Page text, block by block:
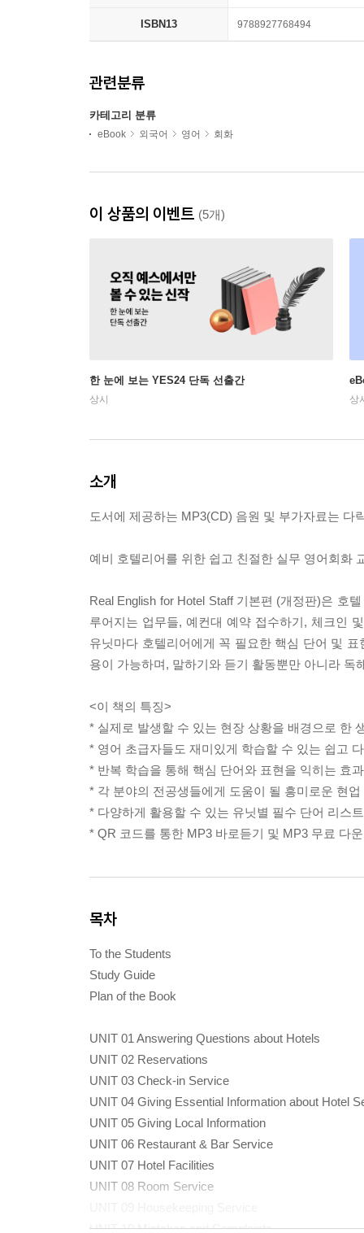
ISBN13 9788927768494
관련분류
카테고리 분류
eBook 외국어 영어 회화
이 상품의 이벤트 (5개)
한 눈에 보는 YES24 단독 선출간
상시 상
소개
도서에 제공하는 MP3(CD) 음원 및 부가자료는
예비 호텔리어를 위한 쉽고 친절한 실무 영어회화
Real English for Hotel Staff 기본편 (개정판)은 호
루어지는 업무들, 예컨대 예약 접수하기, 체크인
유닛마다 호텔리어에게 꼭 필요한 핵심 단어 및
용이 가능하며, 말하기와 듣기 활동뿐만 아니라
<이 책의 특징>
* 실제로 발생할 수 있는 현장 상황을 배경으로 한
* 영어 초급자들도 재미있게 학습할 수 있는 쉽고
* 반복 학습을 통해 핵심 단어와 표현을 익히는 효
* 각 분야의 전공생들에게 도움이 될 흥미로운 현
* 다양하게 활용할 수 있는 유닛별 필수 단어 리스트
* QR 코드를 통한 MP3 바로듣기 및 MP3 무료 다
목차
To the Students
Study Guide
Plan of the Book
UNIT 01 Answering Questions about Hotels
UNIT 02 Reservations
UNIT 03 Check-in Service
UNIT 04 Giving Essential Information about Hotel
UNIT 05 Giving Local Information
UNIT 06 Restaurant & Bar Service
UNIT 07 Hotel Facilities
UNIT 08 Room Service
UNIT 10 Mistakes and Complaints